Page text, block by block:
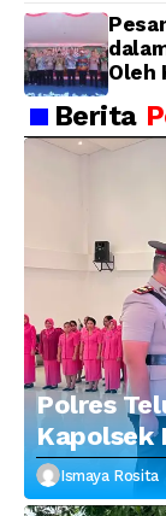
Oleh
Berita
Polres
Kapolsek
Ismaya Rosita